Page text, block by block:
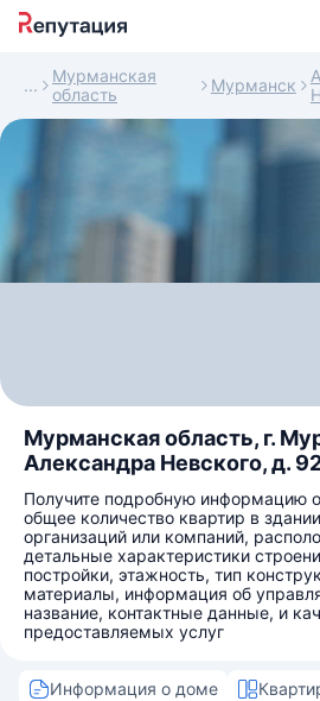
Мурманская
область
Мурманск
Мурманская область, г.
Александра Невского, д.
Получите подробную информацию
общее количество квартир в
организаций или компаний,
детальные характеристики
постройки, этажность, тип
материалы, информация об
название, контактные данные, и
предоставляемых услуг
Информация о доме